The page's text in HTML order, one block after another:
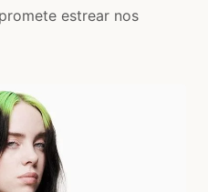
estrear nos